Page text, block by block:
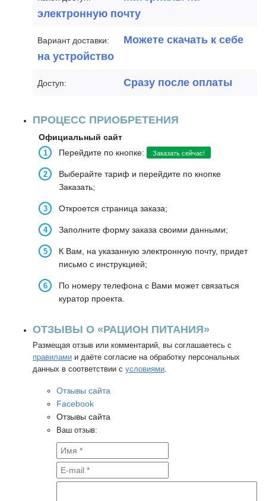
электронную почту
Вариант доставки:
Можете скачать к себе
на устройство
Доступ: Сразу после оплаты
ПРОЦЕСС ПРИОБРЕТЕНИЯ
Официальный сайт
Перейдите по кнопке:
Заказать сейчас!
Выберайте тариф и перейдите по кнопке
Заказать;
Откроется страница заказа;
Заполните форму заказа своими данными;
К Вам, на указанную электронную почту, придет
письмо с инструкцией;
По номеру телефона с Вами может связаться
куратор проекта.
ОТЗЫВЫ О «РАЦИОН ПИТАНИЯ»
Размещая отзыв или комментарий, вы соглашаетесь с
правилами и даёте согласие на обработку персональных
данных в соответствии с условиями.
Отзывы сайта
Facebook
Отзывы сайта
Ваш отзыв: